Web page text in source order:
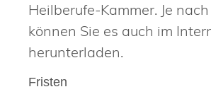
Heilberufe-Kammer. Je
können Sie es auch im
herunterladen.
Fristen